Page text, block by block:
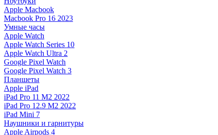
Apple Macbook
Macbook Pro 16 2023
Умные часы
Apple Watch
Apple Watch Series 10
Apple Watch Ultra 2
Google Pixel Watch
Google Pixel Watch 3
Планшеты
Apple iPad
iPad Pro 11 M2 2022
iPad Pro 12.9 M2 2022
iPad Mini 7
Наушники и гарнитуры
Apple Airpods 4